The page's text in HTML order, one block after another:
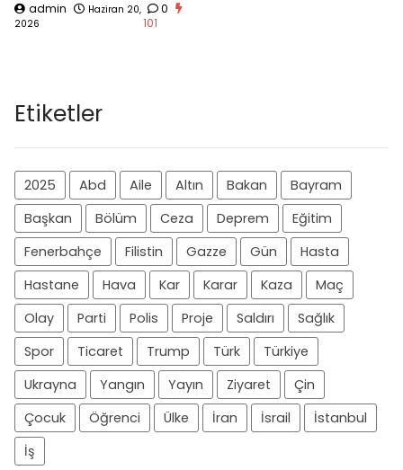
admin
Haziran 20,
2026
0
101
Etiketler
2025 Abd Aile Altın Bakan
Bayram
Başkan
Bölüm Ceza Deprem
Eğitim
Fenerbahçe
Filistin Gazze Gün
Hasta
Hastane
Hava Kar Karar Kaza
Maç
Olay
Parti Polis Proje Saldırı
Sağlık
Spor
Ticaret Trump Türk
Türkiye
Ukrayna
Yangın Yayın Ziyaret
Çin
Çocuk
Öğrenci Ülke İran İsrail
İstanbul
İş